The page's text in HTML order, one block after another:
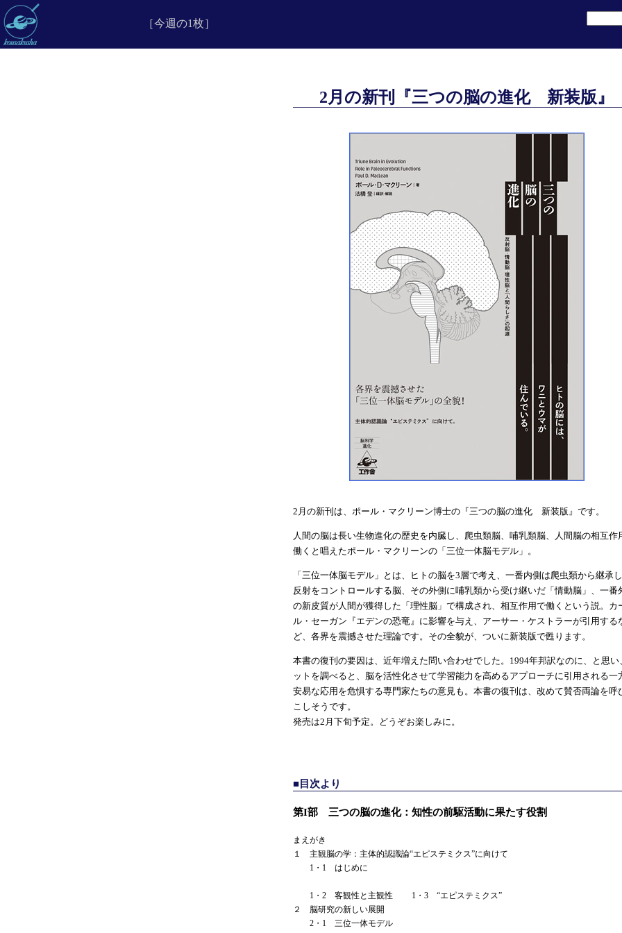
［今週の1枚］
2月の新刊『三つの脳の進化 新装版』
2月の新刊は、ポール・マクリーン博士の『三つの脳の進化 新装版』です。
人間の脳は長い生物進化の歴史を内臓し、爬虫類脳、哺乳類脳、人間脳の相互作
働くと唱えたポール・マクリーンの「三位一体脳モデル」。
「三位一体脳モデル」とは、ヒトの脳を3層で考え、一番内側は爬虫類から継承
反射をコントロールする脳、その外側に哺乳類から受け継いだ「情動脳」、一番
の新皮質が人間が獲得した「理性脳」で構成され、相互作用で働くという説。カ
ル・セーガン『エデンの恐竜』に影響を与え、アーサー・ケストラーが引用する
ど、各界を震撼させた理論です。その全貌が、ついに新装版で甦ります。
本書の復刊の要因は、近年増えた問い合わせでした。1994年邦訳なのに、と思い
ットを調べると、脳を活性化させて学習能力を高めるアプローチに引用される一
安易な応用を危惧する専門家たちの意見も。本書の復刊は、改めて賛否両論を呼
こしそうです。
発売は2月下旬予定。どうぞお楽しみに。
■目次より
第I部 三つの脳の進化：知性の前駆活動に果たす役割
まえがき
１ 主観脳の学：主体的認識論“エピステミクス”に向けて
1・1 はじめに
1・2 客観性と主観性 1・3 “エピステミクス”
２ 脳研究の新しい展開
2・1 三位一体モデル